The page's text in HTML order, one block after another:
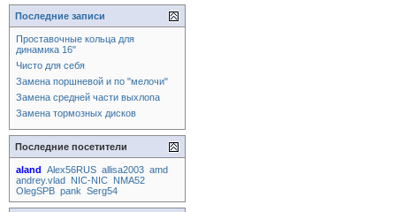
Последние записи
Проставочные кольца для
динамика 16"
Чисто для себя
Замена поршневой и по "мелочи"
Замена средней части выхлопа
Замена тормозных дисков
Последние посетители
aland Alex56RUS allisa2003 amd
andrey.vlad NIC-NIC NMA52
OlegSPB pank Serg54